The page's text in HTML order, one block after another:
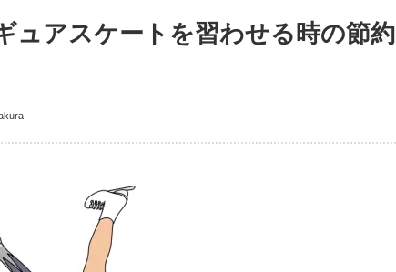
ュアスケートを習わせる時の節約